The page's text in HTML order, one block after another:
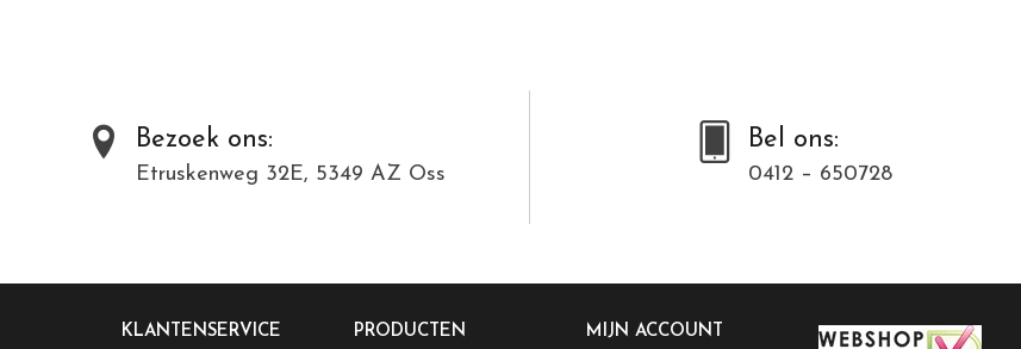
Bezoek ons:
Etruskenweg 32E, 5349 AZ Oss
Bel ons:
0412 – 650728
KLANTENSERVICE PRODUCTEN MIJN ACCOUNT